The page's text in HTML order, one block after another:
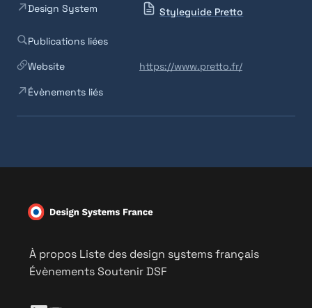
Design System Styleguide Pretto
Publications liées
Website
https://www.pretto.fr/
Évènements liés
À propos Liste des design systems français
ÉvènementsSoutenir DSF